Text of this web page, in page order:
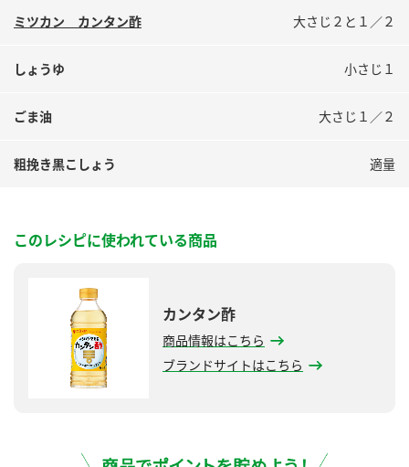
ミツカン カンタン酢 大さじ２と１／２
しょうゆ 小さじ１
ごま油 大さじ１／２
粗挽き黒こしょう 適量
このレシピに使われている商品
カンタン酢
商品情報はこちら
ブランドサイトはこちら